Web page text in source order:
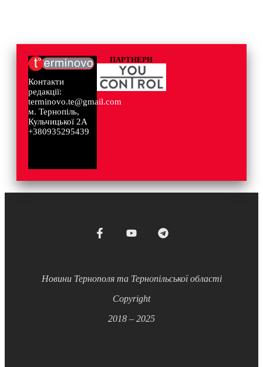
Контакти
редакції:
terminovo.te@gmail.com
м. Тернопіль,
Кульчицької 2А
+380935295439
ПАРТНЕРИ
Новини Тернополя та Тернопільської області
Copyright
2018 – 2025